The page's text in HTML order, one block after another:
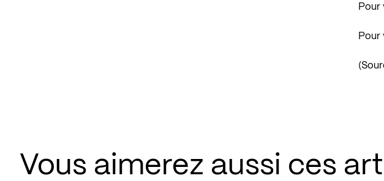
Pour
Pour
Vous aimerez aussi ces